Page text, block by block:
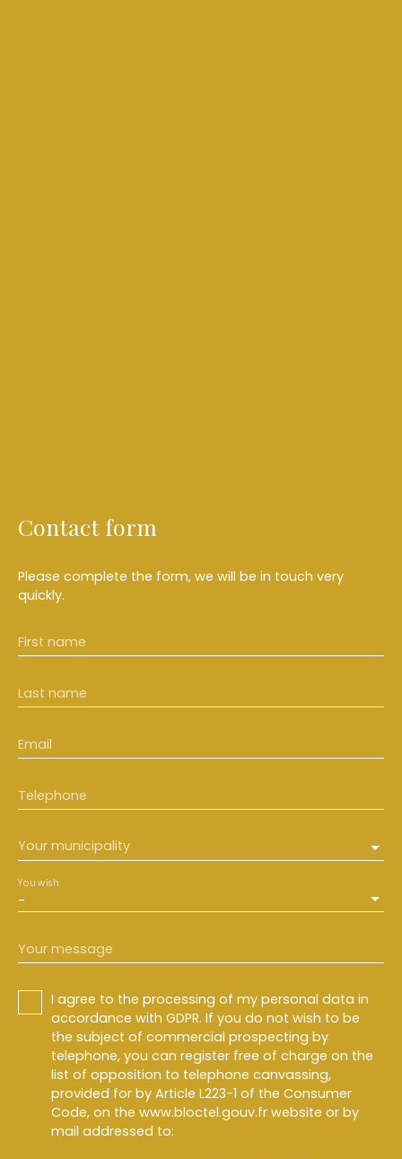
Contact form
Please complete the form, we will be in touch very
quickly.
First name
Last name
Email
Telephone
Your municipality
-
You wish
Your message
I agree to the processing of my personal data in
accordance with GDPR. If you do not wish to be
the subject of commercial prospecting by
telephone, you can register free of charge on the
list of opposition to telephone canvassing,
provided for by Article L223-1 of the Consumer
Code, on the www.bloctel.gouv.fr website or by
mail addressed to: